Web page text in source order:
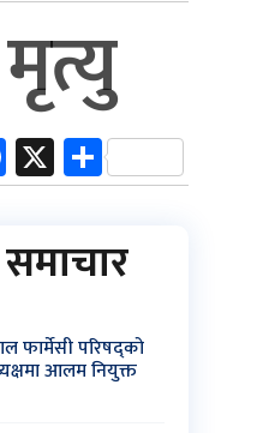
Facebook
XShare
फार्मेसी परिषद्को
आलम नियुक्त